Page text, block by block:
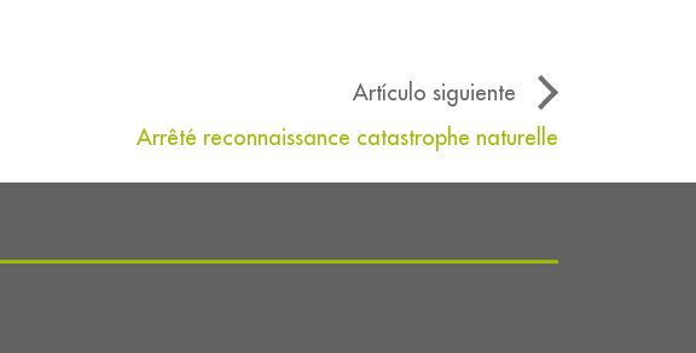
Artículo siguiente
Arrêté reconnaissance catastrophe naturelle